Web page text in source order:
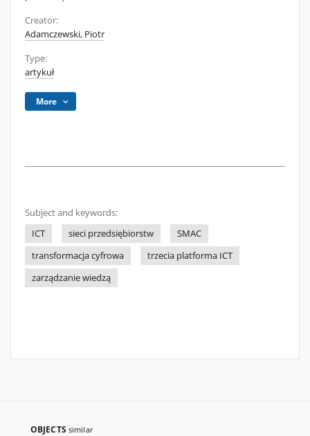
Creator:
Adamczewski, Piotr
Type:
artykuł
More
Subject and keywords:
ICT
sieci przedsiębiorstw
SMAC
transformacja cyfrowa
trzecia platforma ICT
zarządzanie wiedzą
OBJECTS similar